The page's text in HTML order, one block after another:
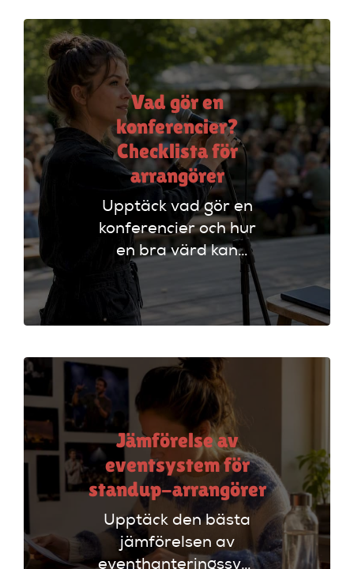
Vad gör en
konferencier?
Checklista för
arrangörer
Upptäck vad gör en
konferencier och hur
en bra värd kan
lyfta ditt event. Följ
vår checklista för
att säkerställa en
arrangemang!
Jämförelse av
eventsystem för
standup-arrangörer
Upptäck den bästa
jämförelsen av
eventhanteringssystem